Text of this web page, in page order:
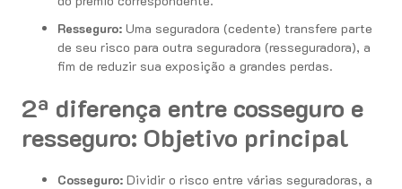
Resseguro: Uma seguradora (cedente) transfere parte
de seu risco para outra seguradora (resseguradora), a
fim de reduzir sua exposição a grandes perdas.
2ª diferença entre cosseguro e
resseguro: Objetivo principal
Cosseguro: Dividir o risco entre várias seguradoras, a